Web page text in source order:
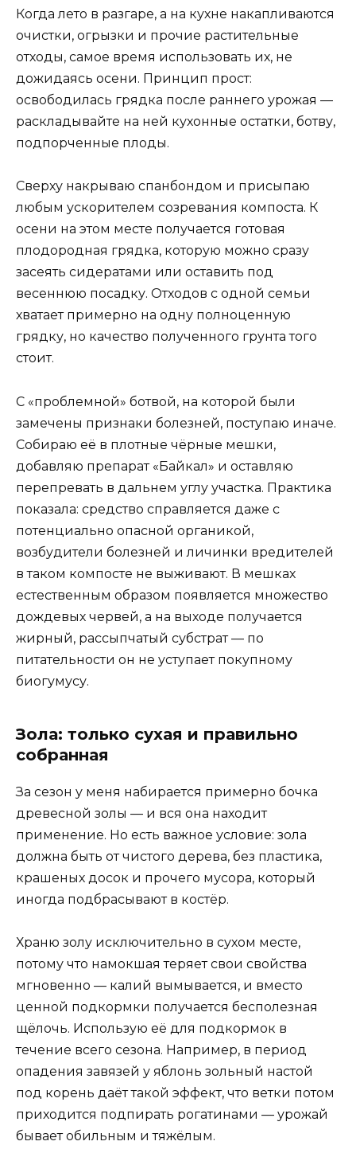
Когда лето в разгаре, а на кухне накапливаются
очистки, огрызки и прочие растительные
отходы, самое время использовать их, не
дожидаясь осени. Принцип прост:
освободилась грядка после раннего урожая —
раскладывайте на ней кухонные остатки, ботву,
подпорченные плоды.
Сверху накрываю спанбондом и присыпаю
любым ускорителем созревания компоста. К
осени на этом месте получается готовая
плодородная грядка, которую можно сразу
засеять сидератами или оставить под
весеннюю посадку. Отходов с одной семьи
хватает примерно на одну полноценную
грядку, но качество полученного грунта того
стоит.
С «проблемной» ботвой, на которой были
замечены признаки болезней, поступаю иначе.
Собираю её в плотные чёрные мешки,
добавляю препарат «Байкал» и оставляю
перепревать в дальнем углу участка. Практика
показала: средство справляется даже с
потенциально опасной органикой,
возбудители болезней и личинки вредителей
в таком компосте не выживают. В мешках
естественным образом появляется множество
дождевых червей, а на выходе получается
жирный, рассыпчатый субстрат — по
питательности он не уступает покупному
биогумусу.
Зола: только сухая и правильно
собранная
За сезон у меня набирается примерно бочка
древесной золы — и вся она находит
применение. Но есть важное условие: зола
должна быть от чистого дерева, без пластика,
крашеных досок и прочего мусора, который
иногда подбрасывают в костёр.
Храню золу исключительно в сухом месте,
потому что намокшая теряет свои свойства
мгновенно — калий вымывается, и вместо
ценной подкормки получается бесполезная
щёлочь. Использую её для подкормок в
течение всего сезона. Например, в период
опадения завязей у яблонь зольный настой
под корень даёт такой эффект, что ветки потом
приходится подпирать рогатинами — урожай
бывает обильным и тяжёлым.